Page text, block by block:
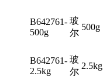
B642761-
500g
玻
尔
500g
B642761-
2.5kg
玻
尔
2.5kg